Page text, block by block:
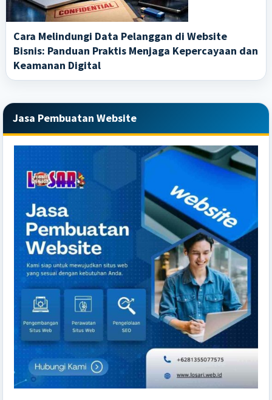
Cara Melindungi Data Pelanggan di Website
Bisnis: Panduan Praktis Menjaga Kepercayaan dan
Keamanan Digital
Primary
Sidebar
Jasa Pembuatan Website